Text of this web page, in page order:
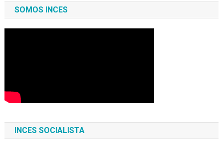
SOMOS INCES
INCES SOCIALISTA